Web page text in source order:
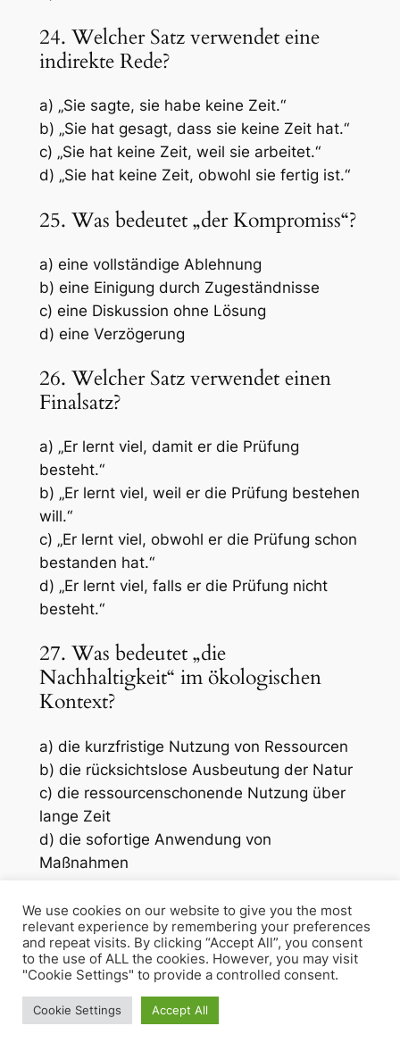
24. Welcher Satz verwendet eine
indirekte Rede?
a) „Sie sagte, sie habe keine Zeit.“
b) „Sie hat gesagt, dass sie keine Zeit hat.“
c) „Sie hat keine Zeit, weil sie arbeitet.“
d) „Sie hat keine Zeit, obwohl sie fertig ist.“
25. Was bedeutet „der Kompromiss“?
a) eine vollständige Ablehnung
b) eine Einigung durch Zugeständnisse
c) eine Diskussion ohne Lösung
d) eine Verzögerung
26. Welcher Satz verwendet einen
Finalsatz?
a) „Er lernt viel, damit er die Prüfung
besteht.“
b) „Er lernt viel, weil er die Prüfung bestehen
will.“
c) „Er lernt viel, obwohl er die Prüfung schon
bestanden hat.“
d) „Er lernt viel, falls er die Prüfung nicht
besteht.“
27. Was bedeutet „die
Nachhaltigkeit“ im ökologischen
Kontext?
a) die kurzfristige Nutzung von Ressourcen
b) die rücksichtslose Ausbeutung der Natur
c) die ressourcenschonende Nutzung über
lange Zeit
d) die sofortige Anwendung von
Maßnahmen
28. Welches Wort passt in die Lücke?
„Er wurde zum Leiter der Abteilung
_.“
a) ernannt
b) erklärt
We use cookies on our website to give you the most
relevant experience by remembering your preferences
and repeat visits. By clicking “Accept All”, you consent
to the use of ALL the cookies. However, you may visit
"Cookie Settings" to provide a controlled consent.
Cookie Settings Accept All